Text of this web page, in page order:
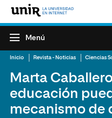
Menú
Inicio Revista - Noticias Ciencias
Marta
educación
mecanismo de